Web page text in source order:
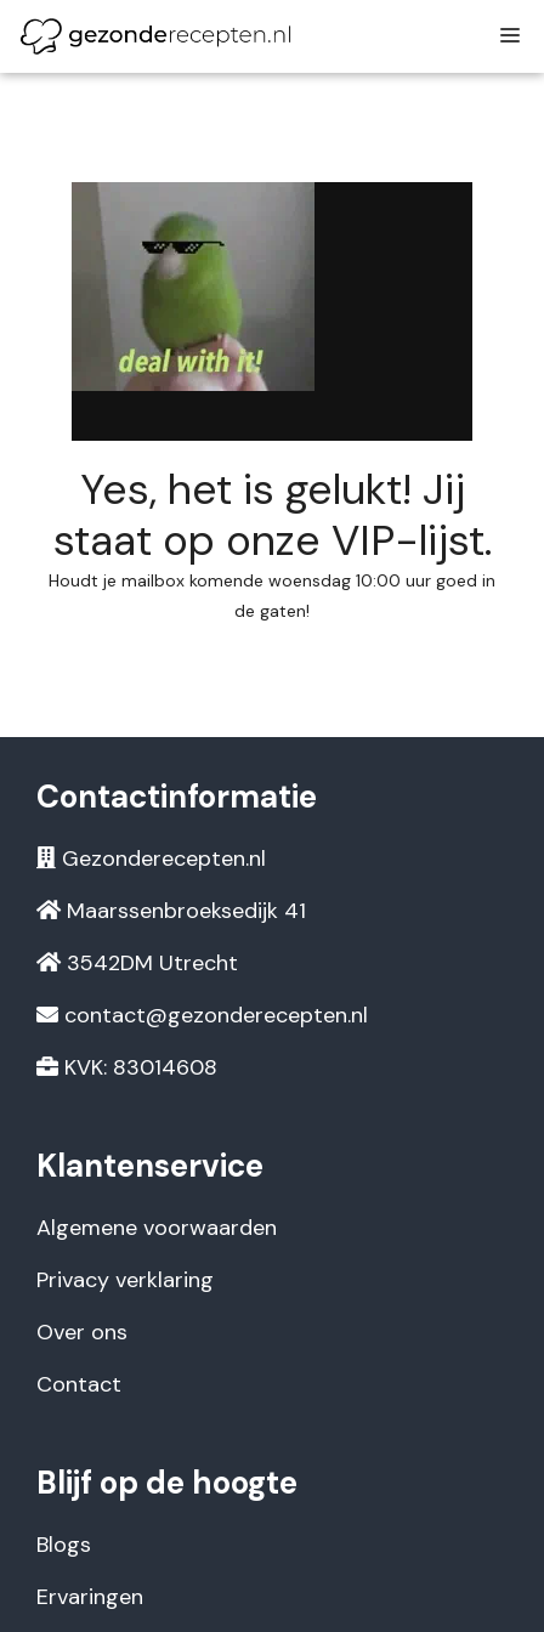
naar
de
Yes, het is gelukt! Jij
staat op onze VIP-lijst.
Houdt je mailbox komende woensdag 10:00 uur goed in
de gaten!
Contactinformatie
Gezonderecepten.nl
Maarssenbroeksedijk 41
3542DM Utrecht
contact@gezonderecepten.nl
KVK: 83014608
Klantenservice
Algemene voorwaarden
Privacy verklaring
Over ons
Contact
Blijf op de hoogte
Blogs
Ervaringen